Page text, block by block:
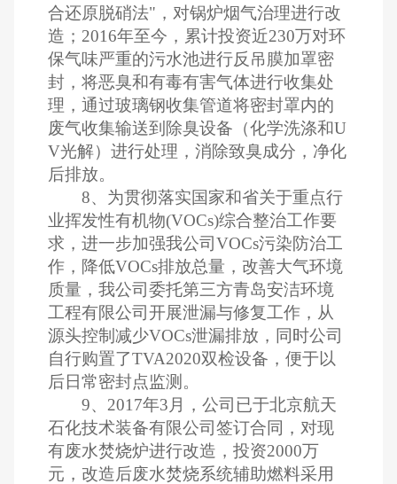
合还原脱硝法"，对锅炉烟气治理进行改
造；2016年至今，累计投资近230万对环
保气味严重的污水池进行反吊膜加罩密
封，将恶臭和有毒有害气体进行收集处
理，通过玻璃钢收集管道将密封罩内的
废气收集输送到除臭设备（化学洗涤和U
V光解）进行处理，消除致臭成分，净化
后排放。
8、为贯彻落实国家和省关于重点行
业挥发性有机物(VOCs)综合整治工作要
求，进一步加强我公司VOCs污染防治工
作，降低VOCs排放总量，改善大气环境
质量，我公司委托第三方青岛安洁环境
工程有限公司开展泄漏与修复工作，从
源头控制减少VOCs泄漏排放，同时公司
自行购置了TVA2020双检设备，便于以
后日常密封点监测。
9、2017年3月，公司已于北京航天
石化技术装备有限公司签订合同，对现
有废水焚烧炉进行改造，投资2000万
元，改造后废水焚烧系统辅助燃料采用